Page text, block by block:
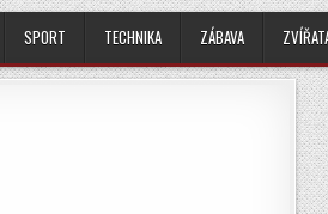
SPORT TECHNIKA ZÁBAVA